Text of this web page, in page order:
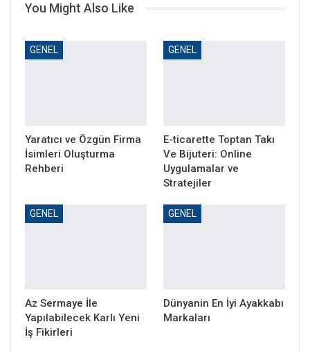
You Might Also Like
GENEL
Yaratıcı ve Özgün Firma
İsimleri Oluşturma
Rehberi
GENEL
E-ticarette Toptan Takı
Ve Bijuteri: Online
Uygulamalar ve
Stratejiler
GENEL
Az Sermaye İle
Yapılabilecek Karlı Yeni
İş Fikirleri
GENEL
Dünyanin En İyi Ayakkabı
Markaları